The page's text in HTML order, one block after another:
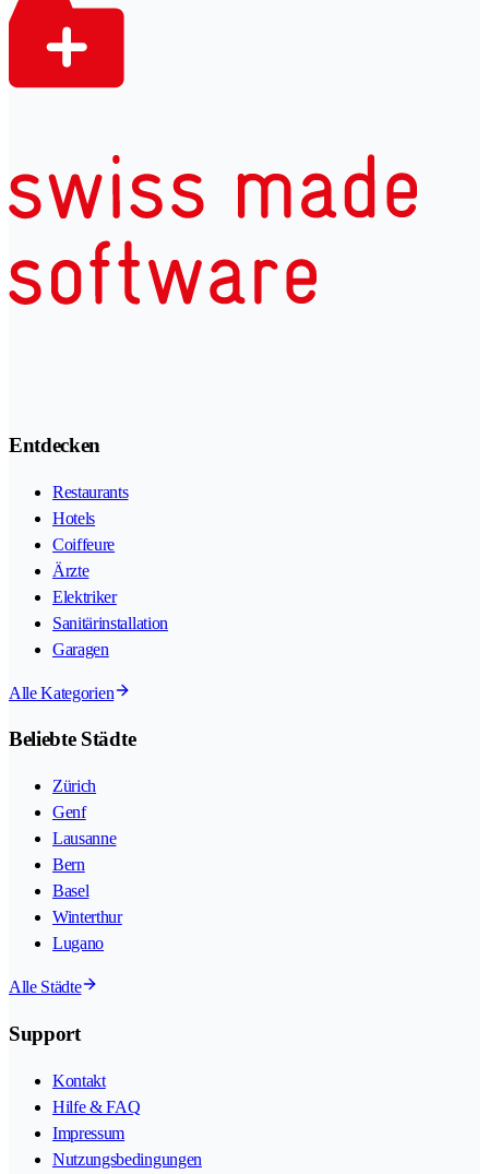
Entdecken
Restaurants
Hotels
Coiffeure
Ärzte
Elektriker
Sanitärinstallation
Garagen
Alle Kategorien
Beliebte Städte
Zürich
Genf
Lausanne
Bern
Basel
Winterthur
Lugano
Alle Städte
Support
Kontakt
Hilfe & FAQ
Impressum
Nutzungsbedingungen